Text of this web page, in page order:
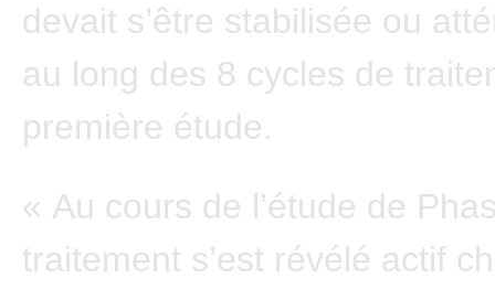
devait s’être stabilisée ou
au long des 8 cycles de
première étude.
« Au cours de l’étude de
traitement s’est révélé actif